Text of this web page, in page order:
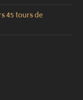
45 tours de